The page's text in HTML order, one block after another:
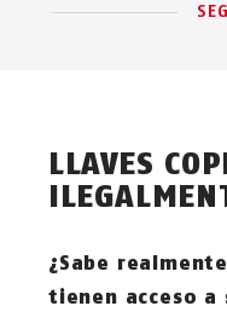
LLAVES
¿Sabe
tienen acceso a